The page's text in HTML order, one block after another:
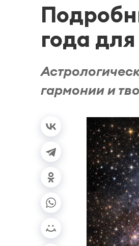
года
гармонии и